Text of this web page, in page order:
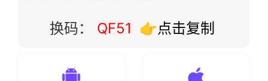
换码： QF51 👉点击复制